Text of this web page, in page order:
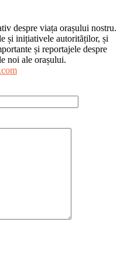
despre viața orașului nostru.
și inițiativele autorităților, și
și reportajele despre
noi ale orașului.